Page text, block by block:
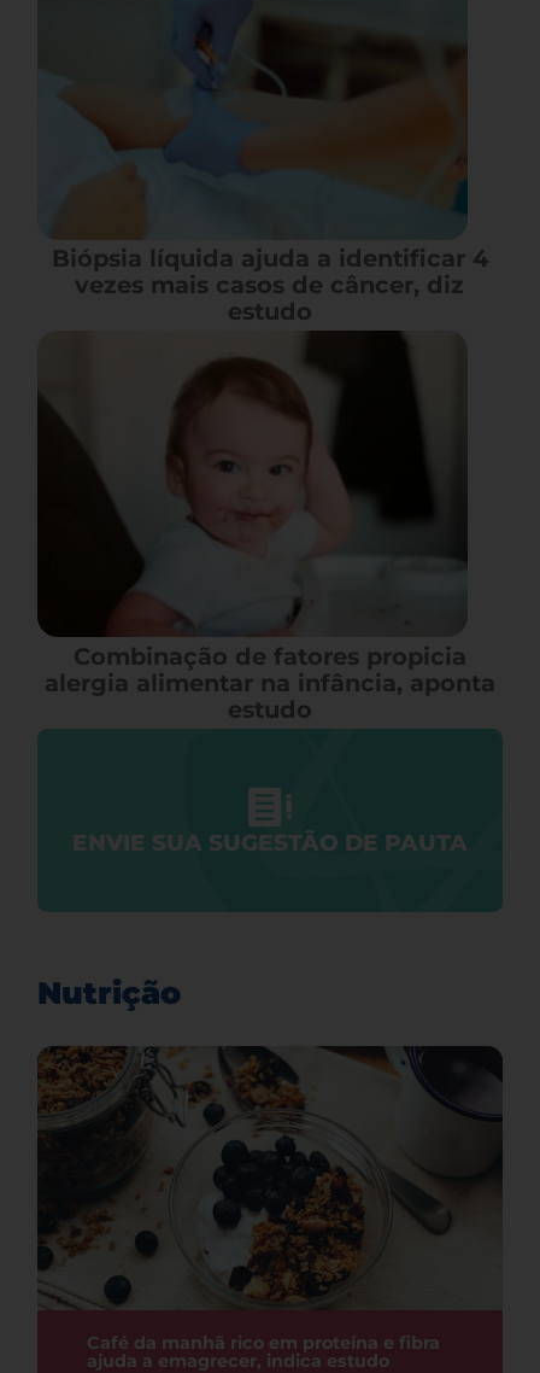
Biópsia líquida ajuda a identificar 4
vezes mais casos de câncer, diz
estudo
Combinação de fatores propicia
alergia alimentar na infância, aponta
estudo
ENVIE SUA SUGESTÃO DE PAUTA
Nutrição
Café da manhã rico em proteína e fibra
ajuda a emagrecer, indica estudo